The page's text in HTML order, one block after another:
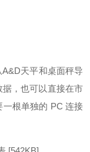
天平和桌面秤导
，也可以直接在市
一根单独的 PC 连接